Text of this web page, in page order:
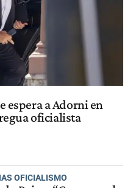
espera a Adorni en
oficialista
OFICIALISMO